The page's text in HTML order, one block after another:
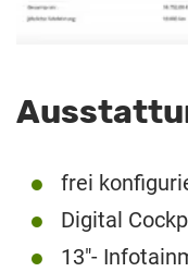
frei
Digital
13″-